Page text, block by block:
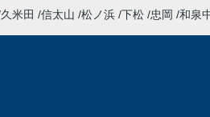
久米田 信太山 松ノ浜 下松 忠岡 和泉